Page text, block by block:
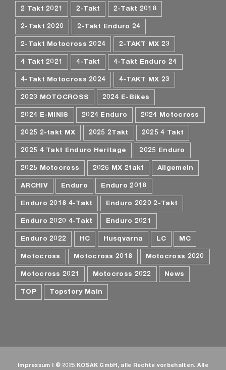
2 Takt 2021 2-Takt 2-Takt 2018
2-Takt 2020 2-Takt Enduro 24
2-Takt Motocross 2024 2-TAKT MX 23
4 Takt 2021 4-Takt 4-Takt Enduro 24
4-Takt Motocross 2024 4-TAKT MX 23
2023 MOTOCROSS 2024 E-Bikes
2024 E-MINIS 2024 Enduro 2024 Motocross
2025 2-takt MX 2025 2Takt 2025 4 Takt
2025 4 Takt Enduro Heritage 2025 Enduro
2025 Motocross 2026 MX 2takt Allgemein
ARCHIV Enduro Enduro 2018
Enduro 2018 4-Takt Enduro 2020 2-Takt
Enduro 2020 4-Takt Enduro 2021
Enduro 2022 HC Husqvarna LC MC
Motocross Motocross 2018 Motocross 2020
Motocross 2021 Motocross 2022 News
TOP Topstory Main
Impressum I © 2025 KOSAK GmbH, alle Rechte vorbehalten. Alle